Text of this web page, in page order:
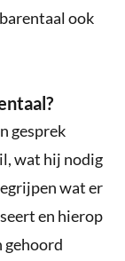
ook
gesprek
wat hij nodig
wat er
en hierop
gehoord